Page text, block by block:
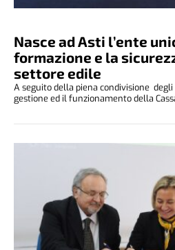
Nasce ad Asti l’ente
formazione e la
settore edile
A seguito della piena condivisione
gestione ed il funzionamento della